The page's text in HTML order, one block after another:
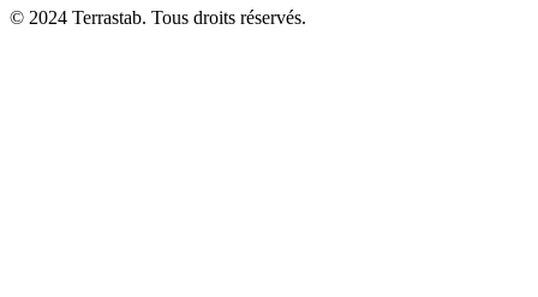
© 2024 Terrastab. Tous droits réservés.